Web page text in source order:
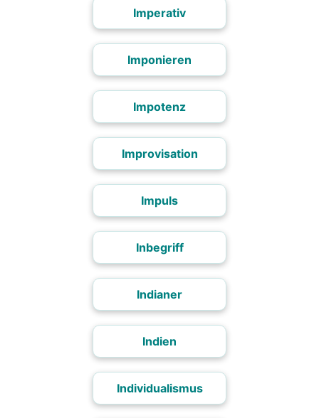
Imperativ
Imponieren
Impotenz
Improvisation
Impuls
Inbegriff
Indianer
Indien
Individualismus